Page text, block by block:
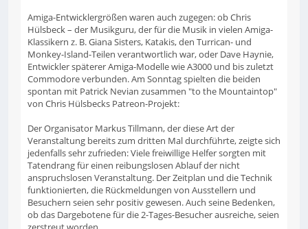
Amiga-Entwicklergrößen waren auch zugegen: ob Chris
Hülsbeck – der Musikguru, der für die Musik in vielen Amiga-
Klassikern z. B. Giana Sisters, Katakis, den Turrican- und
Monkey-Island-Teilen verantwortlich war, oder Dave Haynie,
Entwickler späterer Amiga-Modelle wie A3000 und bis zuletzt
Commodore verbunden. Am Sonntag spielten die beiden
spontan mit Patrick Nevian zusammen "to the Mountaintop"
von Chris Hülsbecks Patreon-Projekt:
Der Organisator Markus Tillmann, der diese Art der
Veranstaltung bereits zum dritten Mal durchführte, zeigte sich
jedenfalls sehr zufrieden: Viele freiwillige Helfer sorgten mit
Tatendrang für einen reibungslosen Ablauf der nicht
anspruchslosen Veranstaltung. Der Zeitplan und die Technik
funktionierten, die Rückmeldungen von Ausstellern und
Besuchern seien sehr positiv gewesen. Auch seine Bedenken,
ob das Dargebotene für die 2-Tages-Besucher ausreiche, seien